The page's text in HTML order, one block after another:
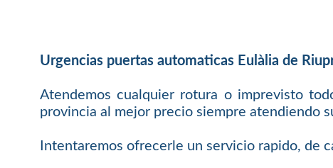
Urgencias puertas automaticas Eulàlia de
Atendemos cualquier rotura o imprevisto
provincia al mejor precio siempre atendiendo
Intentaremos ofrecerle un servicio rapido, de